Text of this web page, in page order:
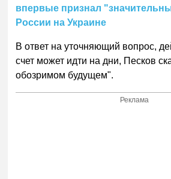
впервые признал
России на Украине
В ответ на уточняющий вопрос,
счет может идти на дни, Песков
обозримом будущем".
Реклама